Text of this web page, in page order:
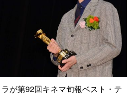
が第92回キネマ旬報ベスト・テ